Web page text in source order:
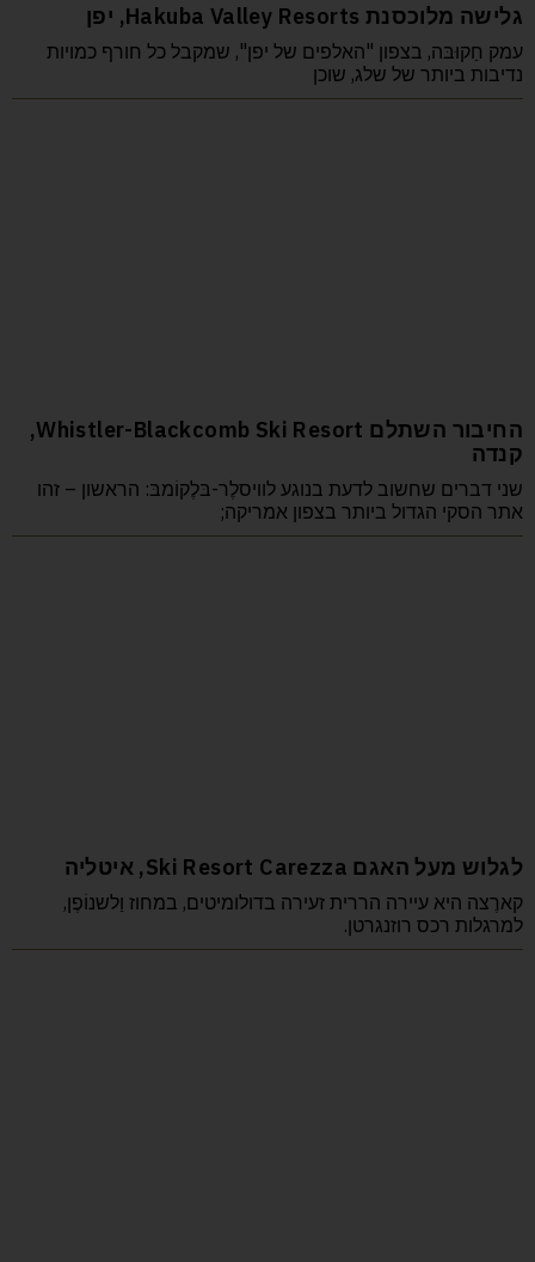
גלישה מלוכסנת Hakuba Valley Resorts, יפן
עמק חַקוּבּה, בצפון "האלפים של יפן", שמקבל כל חורף כמויות
נדיבות ביותר של שלג, שוכן
החיבור השתלם Whistler-Blackcomb Ski Resort,
קנדה
שני דברים שחשוב לדעת בנוגע לוויסלֶר-בּלֶקוֹמבּ: הראשון – זהו
אתר הסקי הגדול ביותר בצפון אמריקה;
לגלוש מעל האגם Ski Resort Carezza, איטליה
קארֶצה היא עיירה הררית זעירה בדולומיטים, במחוז וַלשנוֹפֶן,
למרגלות רכס רוזנגרטן.